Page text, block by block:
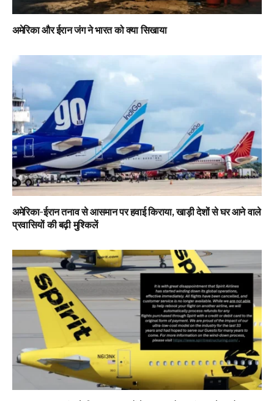
अमेरिका और ईरान जंग ने भारत को क्या सिखाया
अमेरिका-ईरान तनाव से आसमान पर हवाई किराया, खाड़ी देशों से घर आने वाले
प्रवासियों की बढ़ी मुश्किलें